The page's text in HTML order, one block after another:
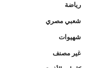
رياضة
شعبي مصري
شهيوات
غير مصنف